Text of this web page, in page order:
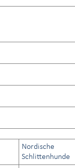
Nordische
Schlittenhunde